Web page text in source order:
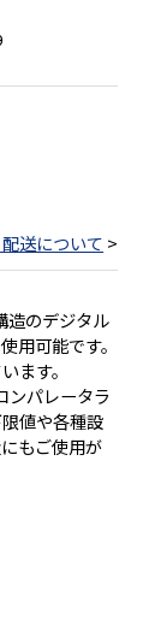
送について >
造のデジタル
用可能です。
ます。
ンパレータラ
値や各種設
もご使用が